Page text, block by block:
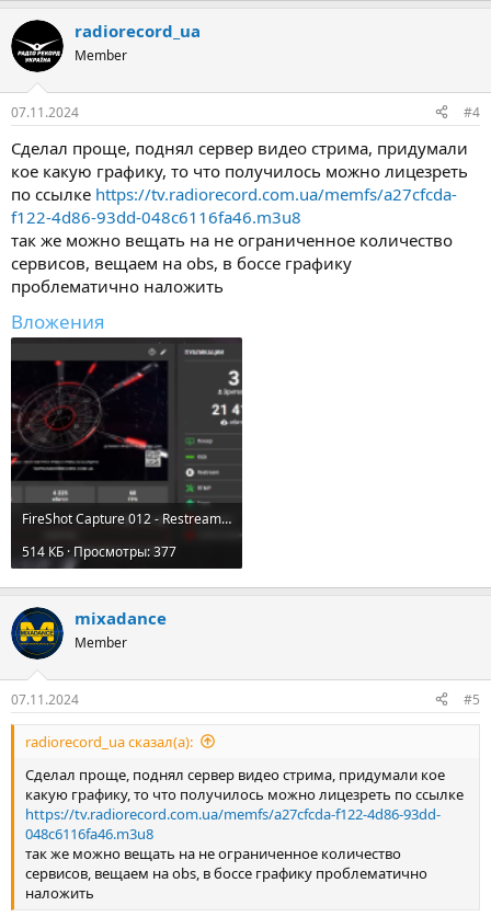
radiorecord_ua
Member
07.11.2024 #4
Сделал проще, поднял сервер видео стрима, придумали
кое какую графику, то что получилось можно лицезреть
по ссылке https://tv.radiorecord.com.ua/memfs/a27cfcda-
f122-4d86-93dd-048c6116fa46.m3u8
так же можно вещать на не ограниченное количество
сервисов, вещаем на obs, в боссе графику
проблематично наложить
Вложения
FireShot Capture 012 - Restreamer - tv.radiorecord.com.ua.png
514 КБ · Просмотры: 377
mixadance
Member
07.11.2024 #5
radiorecord_ua сказал(а):
Сделал проще, поднял сервер видео стрима, придумали кое
какую графику, то что получилось можно лицезреть по ссылке
https://tv.radiorecord.com.ua/memfs/a27cfcda-f122-4d86-93dd-
048c6116fa46.m3u8
так же можно вещать на не ограниченное количество
сервисов, вещаем на obs, в боссе графику проблематично
наложить